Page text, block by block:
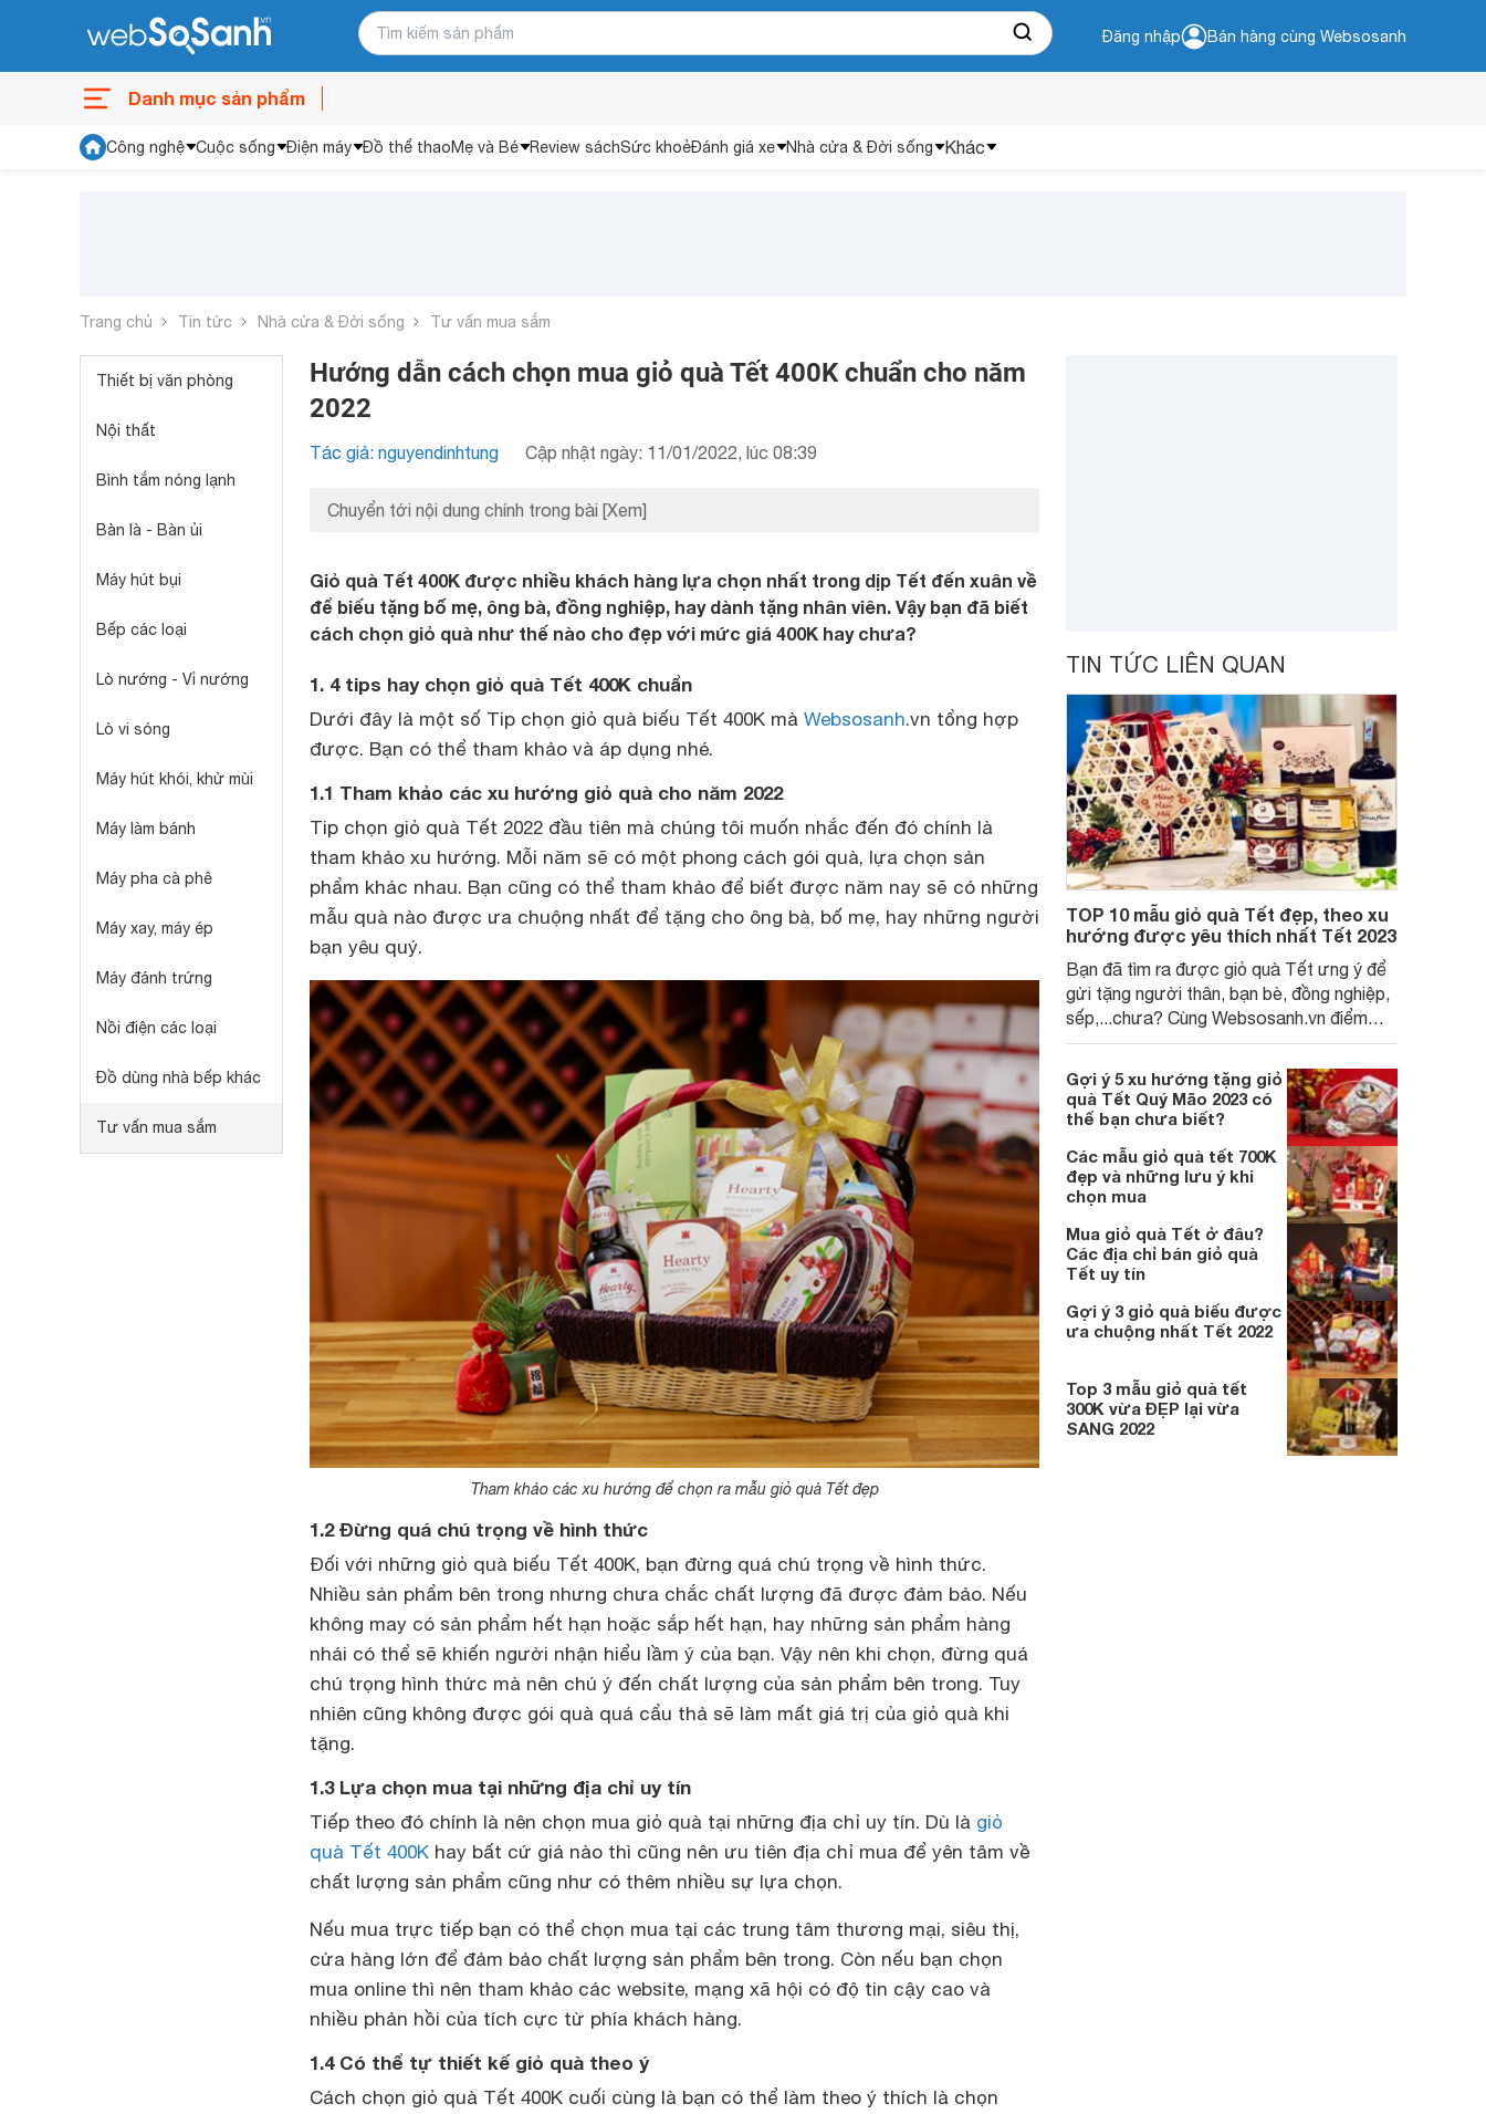
Đăng nhập Bán hàng cùng Websosanh
Danh mục sản phẩm
Công nghệ Cuộc sống Điện máy Đồ thể thaoMẹ và Bé Review sáchSức khoẻĐánh giá xe Nhà cửa & Đời sống Khác
Trang chủ Tin tức Nhà cửa & Đời sống Tư vấn mua sắm
Thiết bị văn phòng
Nội thất
Bình tắm nóng lạnh
Bàn là - Bàn ủi
Máy hút bụi
Bếp các loại
Lò nướng - Vỉ nướng
Lò vi sóng
Máy hút khói, khử mùi
Máy làm bánh
Máy pha cà phê
Máy xay, máy ép
Máy đánh trứng
Nồi điện các loại
Đồ dùng nhà bếp khác
Tư vấn mua sắm
Hướng dẫn cách chọn mua giỏ quà Tết 400K chuẩn cho năm
2022
Tác giả: nguyendinhtung Cập nhật ngày: 11/01/2022, lúc 08:39
Chuyển tới nội dung chính trong bài [Xem]
Giỏ quà Tết 400K được nhiều khách hàng lựa chọn nhất trong dịp Tết đến xuân về
để biếu tặng bố mẹ, ông bà, đồng nghiệp, hay dành tặng nhân viên. Vậy bạn đã biết
cách chọn giỏ quà như thế nào cho đẹp với mức giá 400K hay chưa?
1. 4 tips hay chọn giỏ quà Tết 400K chuẩn
Dưới đây là một số Tip chọn giỏ quà biếu Tết 400K mà Websosanh.vn tổng hợp
được. Bạn có thể tham khảo và áp dụng nhé.
1.1 Tham khảo các xu hướng giỏ quà cho năm 2022
Tip chọn giỏ quà Tết 2022 đầu tiên mà chúng tôi muốn nhắc đến đó chính là
tham khảo xu hướng. Mỗi năm sẽ có một phong cách gói quà, lựa chọn sản
phẩm khác nhau. Bạn cũng có thể tham khảo để biết được năm nay sẽ có những
mẫu quà nào được ưa chuộng nhất để tặng cho ông bà, bố mẹ, hay những người
bạn yêu quý.
Tham khảo các xu hướng để chọn ra mẫu giỏ quà Tết đẹp
1.2 Đừng quá chú trọng về hình thức
Đối với những giỏ quà biếu Tết 400K, bạn đừng quá chú trọng về hình thức.
Nhiều sản phẩm bên trong nhưng chưa chắc chất lượng đã được đảm bảo. Nếu
không may có sản phẩm hết hạn hoặc sắp hết hạn, hay những sản phẩm hàng
nhái có thể sẽ khiến người nhận hiểu lầm ý của bạn. Vậy nên khi chọn, đừng quá
chú trọng hình thức mà nên chú ý đến chất lượng của sản phẩm bên trong. Tuy
nhiên cũng không được gói quà quá cẩu thả sẽ làm mất giá trị của giỏ quà khi
tặng.
1.3 Lựa chọn mua tại những địa chỉ uy tín
Tiếp theo đó chính là nên chọn mua giỏ quà tại những địa chỉ uy tín. Dù là giỏ
quà Tết 400K hay bất cứ giá nào thì cũng nên ưu tiên địa chỉ mua để yên tâm về
chất lượng sản phẩm cũng như có thêm nhiều sự lựa chọn.
Nếu mua trực tiếp bạn có thể chọn mua tại các trung tâm thương mại, siêu thị,
cửa hàng lớn để đảm bảo chất lượng sản phẩm bên trong. Còn nếu bạn chọn
mua online thì nên tham khảo các website, mạng xã hội có độ tin cậy cao và
nhiều phản hồi của tích cực từ phía khách hàng.
1.4 Có thể tự thiết kế giỏ quà theo ý
Cách chọn giỏ quà Tết 400K cuối cùng là bạn có thể làm theo ý thích là chọn
TIN TỨC LIÊN QUAN
TOP 10 mẫu giỏ quà Tết đẹp, theo xu
hướng được yêu thích nhất Tết 2023
Bạn đã tìm ra được giỏ quà Tết ưng ý để
gửi tặng người thân, bạn bè, đồng nghiệp,
sếp,...chưa? Cùng Websosanh.vn điểm
danh TOP 10 mẫu giỏ quà Tết đẹp nhất
2023 qua nội dung sau đây nhé.
Gợi ý 5 xu hướng tặng giỏ
quà Tết Quý Mão 2023 có
thể bạn chưa biết?
Các mẫu giỏ quà tết 700K
đẹp và những lưu ý khi
chọn mua
Mua giỏ quà Tết ở đâu?
Các địa chỉ bán giỏ quà
Tết uy tín
Gợi ý 3 giỏ quà biếu được
ưa chuộng nhất Tết 2022
Top 3 mẫu giỏ quà tết
300K vừa ĐẸP lại vừa
SANG 2022